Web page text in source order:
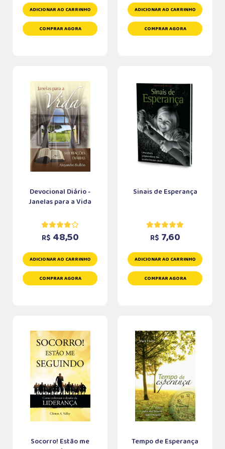
ADICIONAR AO CARRINHO
COMPRAR AGORA
ADICIONAR AO CARRINHO
COMPRAR AGORA
Devocional Diário -
Janelas para a Vida
R$ 48,50
ADICIONAR AO CARRINHO
COMPRAR AGORA
Sinais de Esperança
R$ 7,60
ADICIONAR AO CARRINHO
COMPRAR AGORA
Socorro! Estão me
Tempo de Esperança